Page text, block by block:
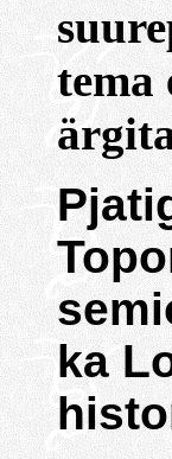
tema
ka